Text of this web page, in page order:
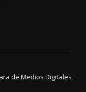
de Medios Digitales